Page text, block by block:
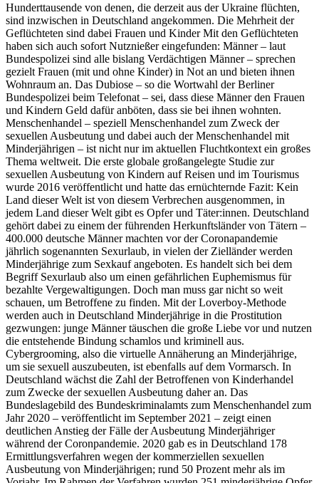
Hunderttausende von denen, die derzeit aus der Ukraine flüchten,
sind inzwischen in Deutschland angekommen. Die Mehrheit der
Geflüchteten sind dabei Frauen und Kinder Mit den Geflüchteten
haben sich auch sofort Nutznießer eingefunden: Männer – laut
Bundespolizei sind alle bislang Verdächtigen Männer – sprechen
gezielt Frauen (mit und ohne Kinder) in Not an und bieten ihnen
Wohnraum an. Das Dubiose – so die Wortwahl der Berliner
Bundespolizei beim Telefonat – sei, dass diese Männer den Frauen
und Kindern Geld dafür anböten, dass sie bei ihnen wohnten.
Menschenhandel – speziell Menschenhandel zum Zweck der
sexuellen Ausbeutung und dabei auch der Menschenhandel mit
Minderjährigen – ist nicht nur im aktuellen Fluchtkontext ein großes
Thema weltweit. Die erste globale großangelegte Studie zur
sexuellen Ausbeutung von Kindern auf Reisen und im Tourismus
wurde 2016 veröffentlicht und hatte das ernüchternde Fazit: Kein
Land dieser Welt ist von diesem Verbrechen ausgenommen, in
jedem Land dieser Welt gibt es Opfer und Täter:innen. Deutschland
gehört dabei zu einem der führenden Herkunftsländer von Tätern –
400.000 deutsche Männer machten vor der Coronapandemie
jährlich sogenannten Sexurlaub, in vielen der Zielländer werden
Minderjährige zum Sexkauf angeboten. Es handelt sich bei dem
Begriff Sexurlaub also um einen gefährlichen Euphemismus für
bezahlte Vergewaltigungen. Doch man muss gar nicht so weit
schauen, um Betroffene zu finden. Mit der Loverboy-Methode
werden auch in Deutschland Minderjährige in die Prostitution
gezwungen: junge Männer täuschen die große Liebe vor und nutzen
die entstehende Bindung schamlos und kriminell aus.
Cybergrooming, also die virtuelle Annäherung an Minderjährige,
um sie sexuell auszubeuten, ist ebenfalls auf dem Vormarsch. In
Deutschland wächst die Zahl der Betroffenen von Kinderhandel
zum Zwecke der sexuellen Ausbeutung daher an. Das
Bundeslagebild des Bundeskriminalamts zum Menschenhandel zum
Jahr 2020 – veröffentlicht im September 2021 – zeigt einen
deutlichen Anstieg der Fälle der Ausbeutung Minderjähriger
während der Coronpandemie. 2020 gab es in Deutschland 178
Ermittlungsverfahren wegen der kommerziellen sexuellen
Ausbeutung von Minderjährigen; rund 50 Prozent mehr als im